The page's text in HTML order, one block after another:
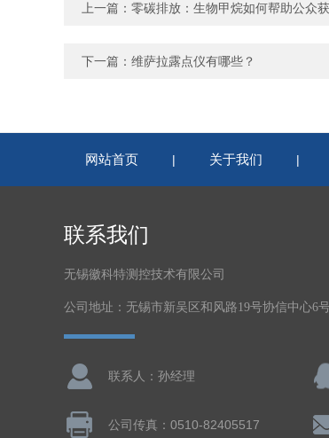
上一篇： 零碳排放：生物甲烷如何帮助公众
下一篇： 维萨拉露点仪有哪些？
网站首页 | 关于我们 |
联系我们
无锡徽科特测控技术有限公司
公司地址：无锡市新吴区和风路19号协信中心6
联系人：孙经理
公司传真：0510-82405517